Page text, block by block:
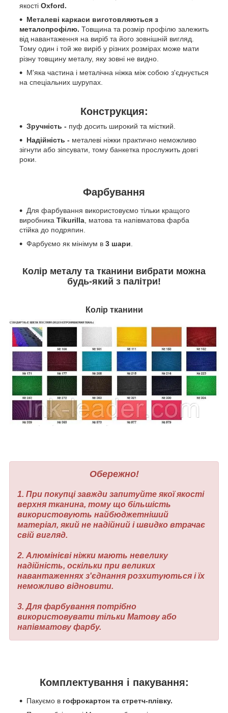
якості Oxford.
Металеві каркаси виготовляються з
металопрофілю. Товщина та розмір профілю залежить
від навантаження на виріб та його зовнішній вигляд.
Тому один і той же виріб у різних розмірах може мати
різну товщину металу, яку зовні не видно.
М'яка частина і металічна ніжка між собою з'єднується
на спеціальних шурупах.
Конструкция:
Зручність - пуф досить широкий та місткий.
Надійність - металеві ніжки практично неможливо
зігнути або зіпсувати, тому банкетка прослужить довгі
роки.
Фарбування
Для фарбування використовуємо тільки кращого
виробника Tikurilla , матова та напівматова фарба
стійка до подряпин.
Фарбуємо як мінімум в 3 шари
Колір металу та тканини вибрати можна
будь-який з палітри!
Колір тканини
Обережно!
1. При покупці завжди запитуйте якої якості
верхня тканина, тому що більшість
використовують найбюджетніший
матеріал, який не надійний і швидко втрачає
свій вигляд.
2. Алюмінієві ніжки мають невелику
надійність, оскільки при великих
навантаженнях з'єднання розхитуються і їх
неможливо відновити.
3. Для фарбування потрібно
використовувати тільки Матову або
напівматову фарбу.
Комплектування і пакування:
Пакуємо в гофрокартон та стретч-плівку.